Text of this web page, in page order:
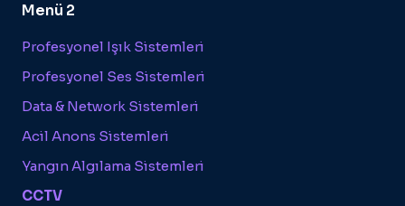
Menü 2
Profesyonel Işık Sistemleri
Profesyonel Ses Sistemleri
Data & Network Sistemleri
Acil Anons Sistemleri
Yangın Algılama Sistemleri
CCTV